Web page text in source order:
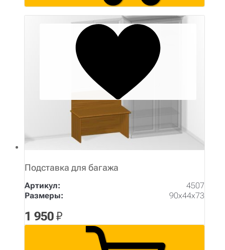
Подставка для багажа
Артикул:
4507
Размеры:
90х44х73
1 950₽